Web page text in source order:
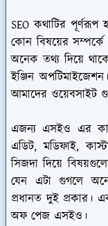
SEO কথাটির পূর্ণরূপ
কোন বিষয়ের
অনেক তথ্য দিয়ে
ইঞ্জিন
আমাদের ওয়েবসাইট
এজন্য এসইও এর কাজ
এডিট, মডিফাই,
সিজদা দিয়ে
যেন এটা গুগলে
প্রধানত দুই প্রকার।
অফ পেজ এসইও।